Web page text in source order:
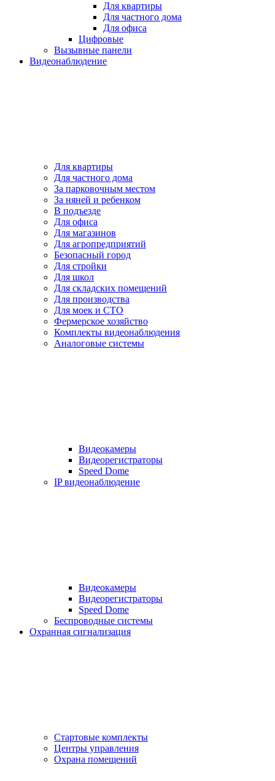
Для квартиры
Для частного дома
Для офиса
Цифровые
Вызывные панели
Видеонаблюдение
Для квартиры
Для частного дома
За парковочным местом
За няней и ребенком
В подъезде
Для офиса
Для магазинов
Для агропредприятий
Безопасный город
Для стройки
Для школ
Для складских помещений
Для производства
Для моек и СТО
Фермерское хозяйство
Комплекты видеонаблюдения
Аналоговые системы
Видеокамеры
Видеорегистраторы
Speed Dome
IP видеонаблюдение
Видеокамеры
Видеорегистраторы
Speed Dome
Беспроводные системы
Охранная сигнализация
Стартовые комплекты
Центры управления
Охрана помещений